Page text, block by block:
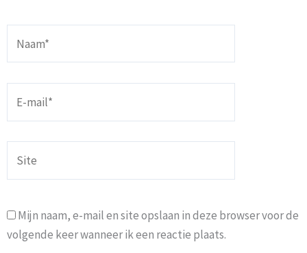
mail*
Mijn naam, e-mail en site opslaan in deze browser voor de
volgende keer wanneer ik een reactie plaats.